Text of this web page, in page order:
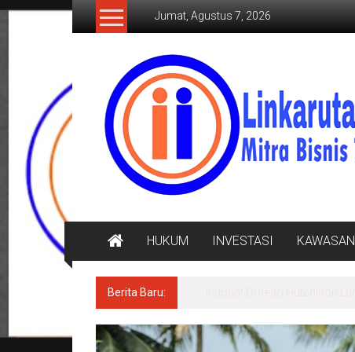
Lompat
Jumat, Agustus 7, 2026
LINKARUTAMA.COM
Mitra
Bisnis
Terpercaya
HUKUM INVESTASI KAWASAN
Berita Baru: